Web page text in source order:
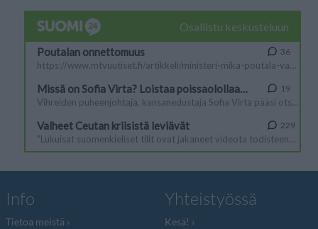
Info
Tietoa meistä
Yhteistyössä
Kesä!